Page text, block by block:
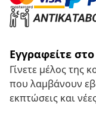
Εγγραφείτε
Γίνετε μέλος της
που λαμβάνουν
εκπτώσεις και